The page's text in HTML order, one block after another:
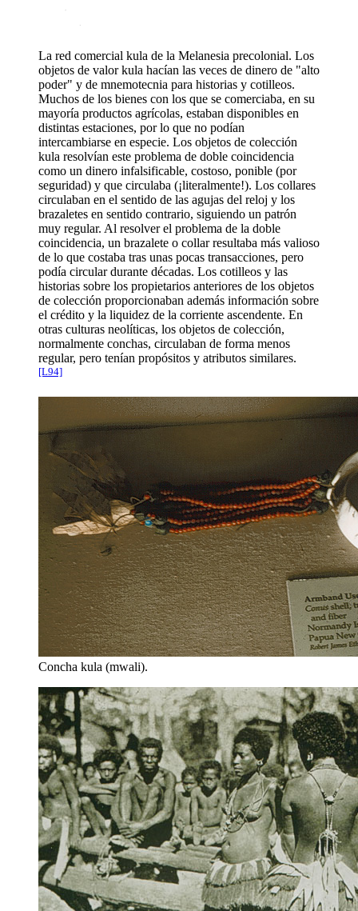
La red comercial kula de la Melanesia precolonial. Los
objetos de valor kula hacían las veces de dinero de "alto
poder" y de mnemotecnia para historias y cotilleos.
Muchos de los bienes con los que se comerciaba, en su
mayoría productos agrícolas, estaban disponibles en
distintas estaciones, por lo que no podían
intercambiarse en especie. Los objetos de colección
kula resolvían este problema de doble coincidencia
como un dinero infalsificable, costoso, ponible (por
seguridad) y que circulaba (¡literalmente!). Los collares
circulaban en el sentido de las agujas del reloj y los
brazaletes en sentido contrario, siguiendo un patrón
muy regular. Al resolver el problema de la doble
coincidencia, un brazalete o collar resultaba más valioso
de lo que costaba tras unas pocas transacciones, pero
podía circular durante décadas. Los cotilleos y las
historias sobre los propietarios anteriores de los objetos
de colección proporcionaban además información sobre
el crédito y la liquidez de la corriente ascendente. En
otras culturas neolíticas, los objetos de colección,
normalmente conchas, circulaban de forma menos
regular, pero tenían propósitos y atributos similares.
[L94]
Concha kula (mwali).